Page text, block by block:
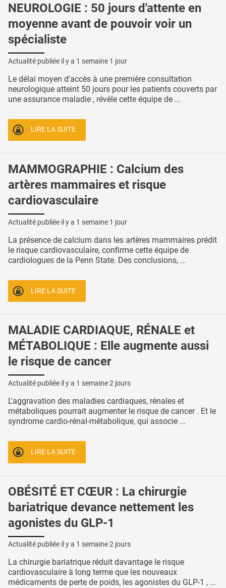
NEUROLOGIE : 50 jours d'attente en
moyenne avant de pouvoir voir un
spécialiste
Actualité publiée il y a 1 semaine 1 jour
Le délai moyen d'accès à une première consultation
neurologique atteint 50 jours pour les patients couverts par
une assurance maladie , révèle cette équipe de ...
LIRE LA SUITE
MAMMOGRAPHIE : Calcium des
artères mammaires et risque
cardiovasculaire
Actualité publiée il y a 1 semaine 1 jour
La présence de calcium dans les artères mammaires prédit
le risque cardiovasculaire, confirme cette équipe de
cardiologues de la Penn State. Des conclusions, ...
LIRE LA SUITE
MALADIE CARDIAQUE, RÉNALE et
MÉTABOLIQUE : Elle augmente aussi
le risque de cancer
Actualité publiée il y a 1 semaine 2 jours
L'aggravation des maladies cardiaques, rénales et
métaboliques pourrait augmenter le risque de cancer . Et le
syndrome cardio-rénal-métabolique, qui associe ...
LIRE LA SUITE
OBÉSITÉ ET CŒUR : La chirurgie
bariatrique devance nettement les
agonistes du GLP-1
Actualité publiée il y a 1 semaine 2 jours
La chirurgie bariatrique réduit davantage le risque
cardiovasculaire à long terme que les nouveaux
médicaments de perte de poids, les agonistes du GLP-1 , ...